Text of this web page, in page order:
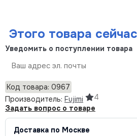
Этого товара
Уведомить о поступлении товара
Код товара: 0967
Производитель: Fujimi
4
Задать вопрос о товаре
Доставка по Москве